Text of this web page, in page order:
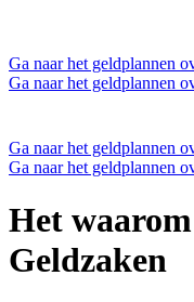
Ga naar het geldplannen
Ga naar het geldplannen
Ga naar het geldplannen
Ga naar het geldplannen
Het
Geldzaken